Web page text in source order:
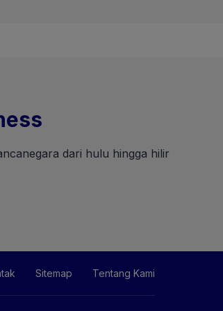
dari hulu hingga hilir
Sitemap Tentang Kami